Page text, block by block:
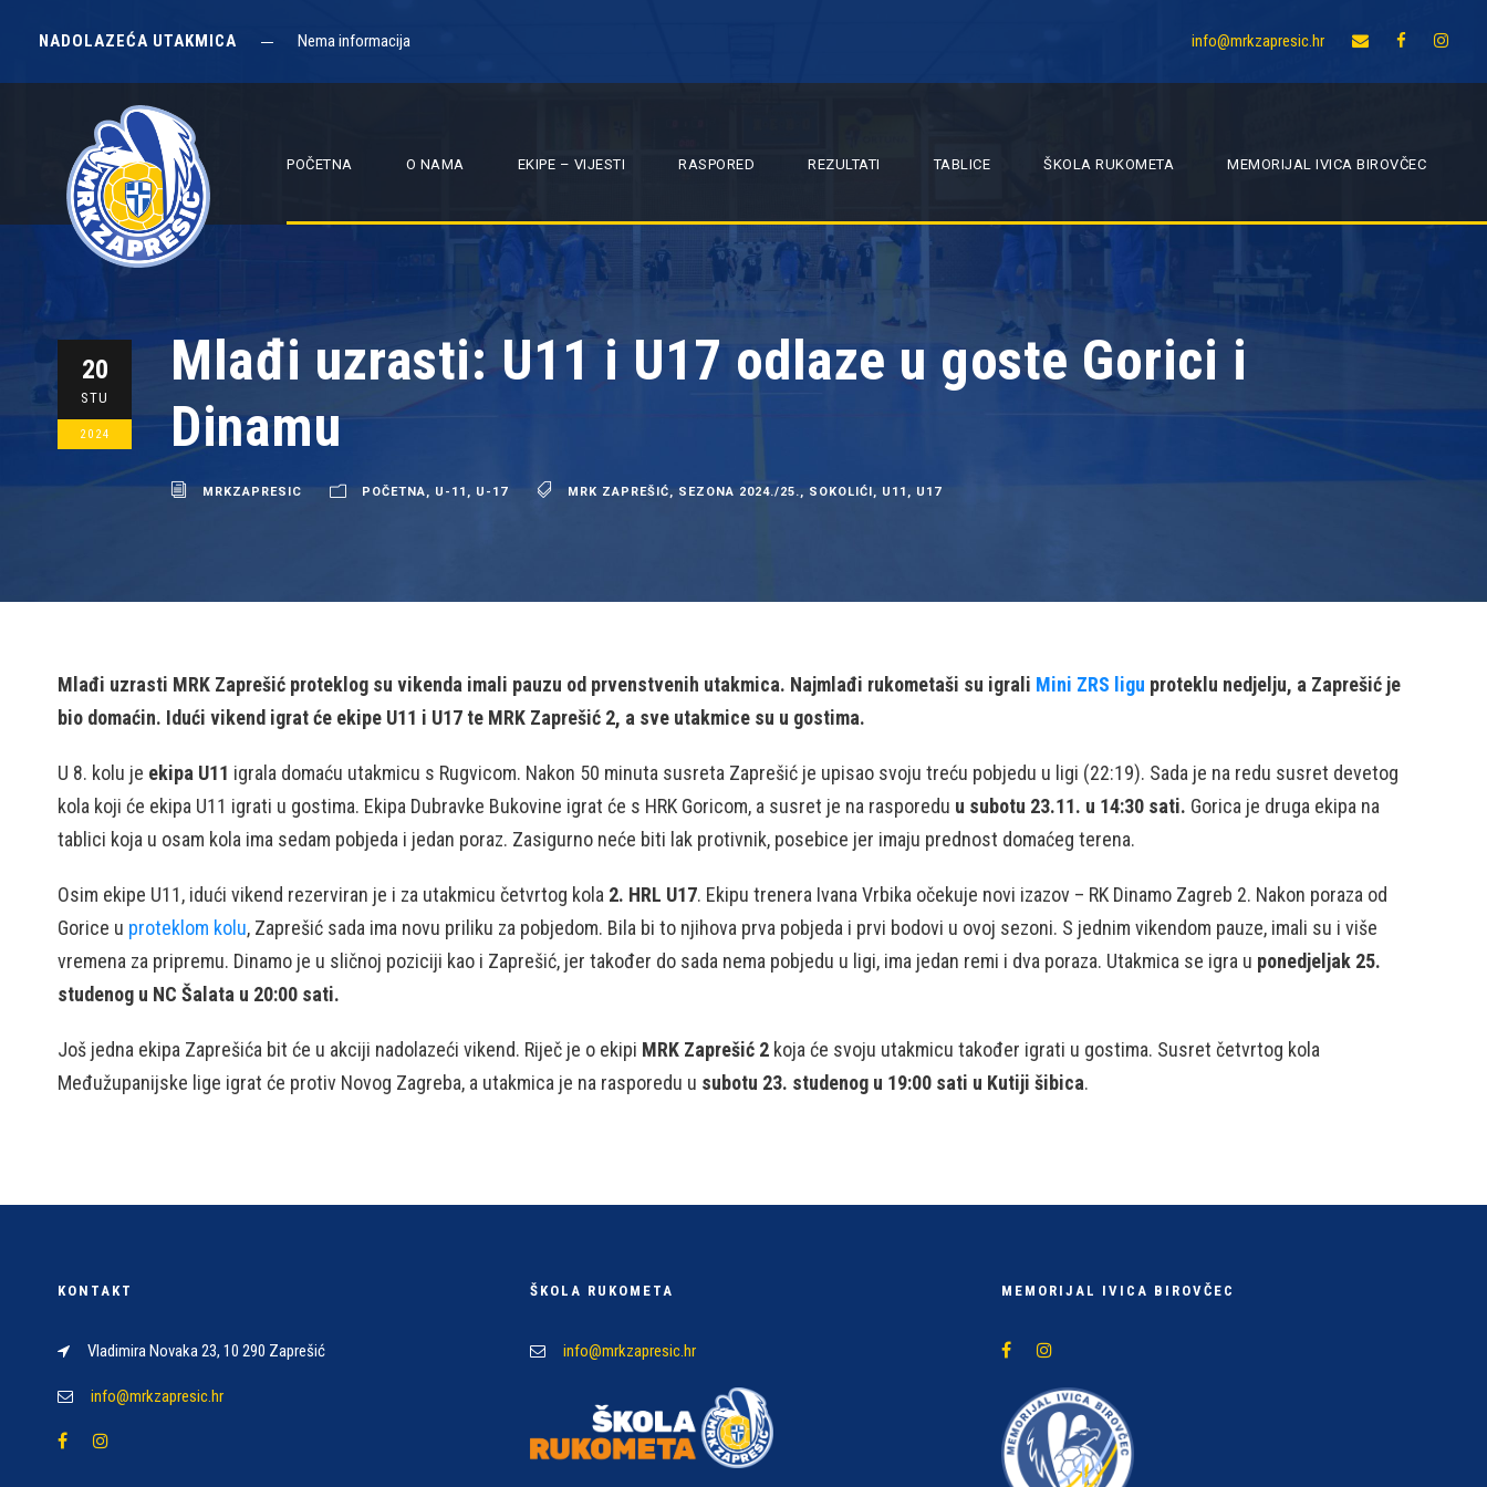
NADOLAZEĆA UTAKMICA Nema informacija info@mrkzapresic.hr
POČETNA O NAMA EKIPE – VIJESTI RASPORED REZULTATI TABLICE ŠKOLA RUKOMETA MEMORIJAL IVICA BIROVČEC
20
STU
2024
Mlađi uzrasti: U11 i U17 odlaze u goste Gorici i
Dinamu
MRKZAPRESIC POČETNA, U-11 , U-17 MRK ZAPREŠIĆ, SEZONA 2024./25., SOKOLIĆI, U11 , U17
Mlađi uzrasti MRK Zaprešić proteklog su vikenda imali pauzu od prvenstvenih utakmica. Najmlađi rukometaši su igrali Mini ZRS ligu proteklu nedjelju, a Zaprešić je
bio domaćin. Idući vikend igrat će ekipe U11 i U17 te MRK Zaprešić 2, a sve utakmice su u gostima.
U 8. kolu je ekipa U11 igrala domaću utakmicu s Rugvicom. Nakon 50 minuta susreta Zaprešić je upisao svoju treću pobjedu u ligi (22:19). Sada je na redu susret devetog
kola koji će ekipa U11 igrati u gostima. Ekipa Dubravke Bukovine igrat će s HRK Goricom, a susret je na rasporedu u subotu 23.11. u 14:30 sati. Gorica je druga ekipa na
tablici koja u osam kola ima sedam pobjeda i jedan poraz. Zasigurno neće biti lak protivnik, posebice jer imaju prednost domaćeg terena.
Osim ekipe U11, idući vikend rezerviran je i za utakmicu četvrtog kola 2. HRL U17. Ekipu trenera Ivana Vrbika očekuje novi izazov – RK Dinamo Zagreb 2. Nakon poraza od
Gorice u proteklom kolu, Zaprešić sada ima novu priliku za pobjedom. Bila bi to njihova prva pobjeda i prvi bodovi u ovoj sezoni. S jednim vikendom pauze, imali su i više
vremena za pripremu. Dinamo je u sličnoj poziciji kao i Zaprešić, jer također do sada nema pobjedu u ligi, ima jedan remi i dva poraza. Utakmica se igra u ponedjeljak 25.
studenog u NC Šalata u 20:00 sati.
Još jedna ekipa Zaprešića bit će u akciji nadolazeći vikend. Riječ je o ekipi MRK Zaprešić 2 koja će svoju utakmicu također igrati u gostima. Susret četvrtog kola
Međužupanijske lige igrat će protiv Novog Zagreba, a utakmica je na rasporedu u subotu 23. studenog u 19:00 sati u Kutiji šibica.
KONTAKT
Vladimira Novaka 23, 10 290 Zaprešić
info@mrkzapresic.hr
ŠKOLA RUKOMETA
info@mrkzapresic.hr
MEMORIJAL IVICA BIROVČEC